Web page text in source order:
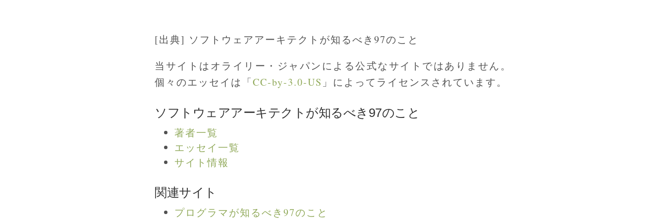
[出典] ソフトウェアアーキテクトが知るべき97のこと
当サイトはオライリー・ジャパンによる公式なサイトではありません。
個々のエッセイは「CC-by-3.0-US 」によってライセンスされています。
ソフトウェアアーキテクトが知るべき97のこと
著者一覧
エッセイ一覧
サイト情報
関連サイト
プログラマが知るべき97のこと